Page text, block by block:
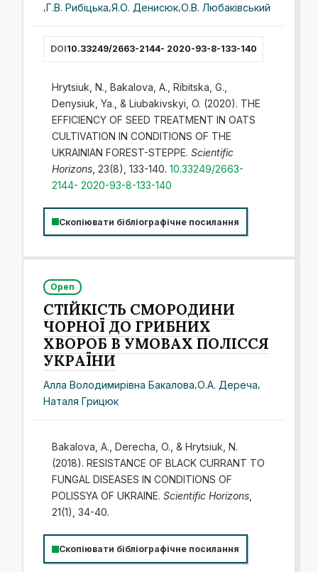
,Г.В. Рибіцька,Я.О. Денисюк,О.В. Любаківський
DOI10.33249/2663-2144- 2020-93-8-133-140
Hrytsiuk, N., Bakalova, A., Ribitska, G.,
Denysiuk, Ya., & Liubakivskyi, O. (2020). THE
EFFICIENCY OF SEED TREATMENT IN OATS
CULTIVATION IN CONDITIONS OF THE
UKRAINIAN FOREST-STEPPE. Scientific
Horizons, 23(8), 133-140. 10.33249/2663-
2144- 2020-93-8-133-140
Скопіювати бібліографічне посилання
Open
СТІЙКІСТЬ СМОРОДИНИ
ЧОРНОЇ ДО ГРИБНИХ
ХВОРОБ В УМОВАХ ПОЛІССЯ
УКРАЇНИ
Алла Володимирівна Бакалова,О.А. Дереча,
Наталя Грицюк
Bakalova, A., Derecha, O., & Hrytsiuk, N.
(2018). RESISTANCE OF BLACK CURRANT TO
FUNGAL DISEASES IN CONDITIONS OF
POLISSYA OF UKRAINE. Scientific Horizons,
21(1), 34-40.
Скопіювати бібліографічне посилання